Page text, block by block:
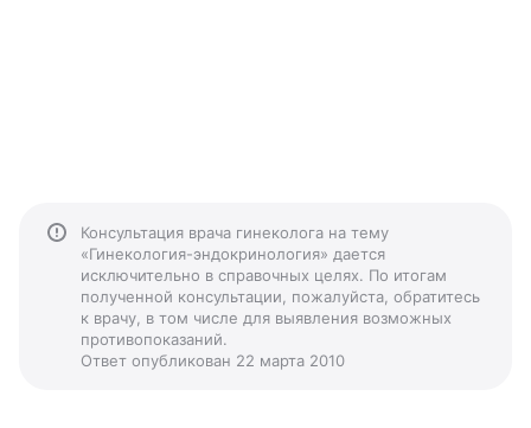
Консультация врача гинеколога на тему
«Гинекология-эндокринология» дается
исключительно в справочных целях. По итогам
полученной консультации, пожалуйста, обратитесь
к врачу, в том числе для выявления возможных
противопоказаний.
Ответ опубликован 22 марта 2010